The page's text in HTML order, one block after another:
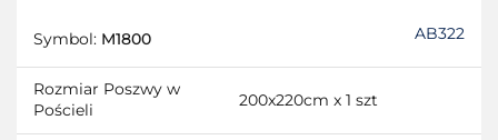
Symbol: M1800 AB322
Rozmiar Poszwy w
Pościeli
200x220cm x 1 szt